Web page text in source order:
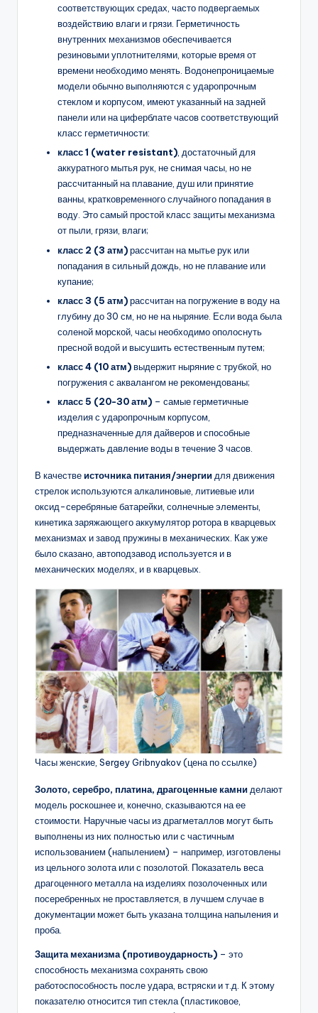
соответствующих средах, часто подвергаемых
воздействию влаги и грязи. Герметичность
внутренних механизмов обеспечивается
резиновыми уплотнителями, которые время от
времени необходимо менять. Водонепроницаемые
модели обычно выполняются с ударопрочным
стеклом и корпусом, имеют указанный на задней
панели или на циферблате часов соответствующий
класс герметичности:
класс 1 (water resistant), достаточный для
аккуратного мытья рук, не снимая часы, но не
рассчитанный на плавание, душ или принятие
ванны, кратковременного случайного попадания в
воду. Это самый простой класс защиты механизма
от пыли, грязи, влаги;
класс 2 (3 атм)рассчитан на мытье рук или
попадания в сильный дождь, но не плавание или
купание;
класс 3 (5 атм)рассчитан на погружение в воду на
глубину до 30 см, но не на ныряние. Если вода была
соленой морской, часы необходимо ополоснуть
пресной водой и высушить естественным путем;
класс 4 (10 атм)выдержит ныряние с трубкой, но
погружения с аквалангом не рекомендованы;
класс 5 (20-30 атм) – самые герметичные
изделия с ударопрочным корпусом,
предназначенные для дайверов и способные
выдержать давление воды в течение 3 часов.
В качествеисточника питания/энергии для движения
стрелок используются алкалиновые, литиевые или
оксид-серебряные батарейки, солнечные элементы,
кинетика заряжающего аккумулятор ротора в кварцевых
механизмах и завод пружины в механических. Как уже
было сказано, автоподзавод используется и в
механических моделях, и в кварцевых.
Часы женские, Sergey Gribnyakov (цена по ссылке)
Золото, серебро, платина, драгоценные камни делают
модель роскошнее и, конечно, сказываются на ее
стоимости. Наручные часы из драгметаллов могут быть
выполнены из них полностью или с частичным
использованием (напылением) – например, изготовлены
из цельного золота или с позолотой. Показатель веса
драгоценного металла на изделиях позолоченных или
посеребренных не проставляется, в лучшем случае в
документации может быть указана толщина напыления и
проба.
Защита механизма (противоударность) – это
способность механизма сохранять свою
работоспособность после удара, встряски и т.д. К этому
показателю относится тип стекла (пластиковое,